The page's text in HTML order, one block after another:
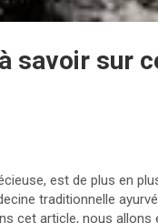
savoir sur
est de plus en
traditionnelle
cet article, nous